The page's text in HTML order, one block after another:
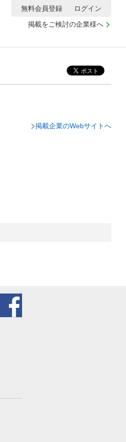
掲載をご検討の企業様へ
無料会員登録 ログイン
掲載企業のWebサイトへ